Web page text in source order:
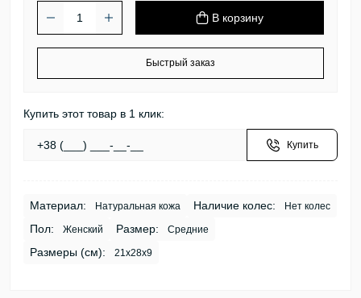
В корзину
Быстрый заказ
Купить этот товар в 1 клик:
Купить
Материал: Натуральная кожа Наличие колес: Нет колес
Пол: Женский Размер: Средние
Размеры (см): 21х28х9